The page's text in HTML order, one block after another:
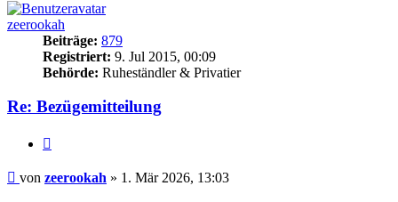
zeerookah
Beiträge: 879
Registriert: 9. Jul 2015, 00:09
Behörde: Ruheständler & Privatier
Re: Bezügemitteilung
Beitrag
von zeerookah » 1. Mär 2026, 13:03